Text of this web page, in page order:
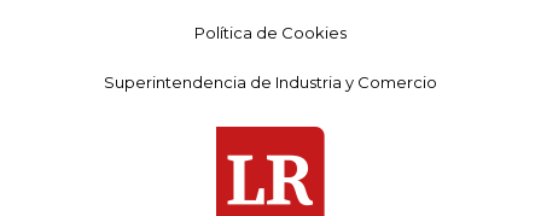
Política de Cookies
Superintendencia de Industria y Comercio